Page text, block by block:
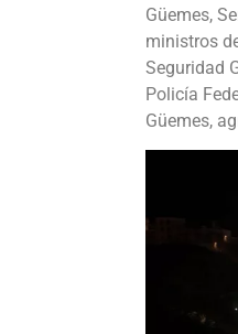
Güemes,
ministros
Seguridad
Policía
Güemes,